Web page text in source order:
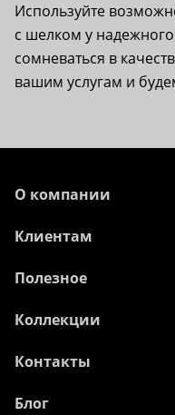
Используйте
с шелком у
сомневаться в
вашим услугам и
О компании
Клиентам
Полезное
Коллекции
Контакты
Блог